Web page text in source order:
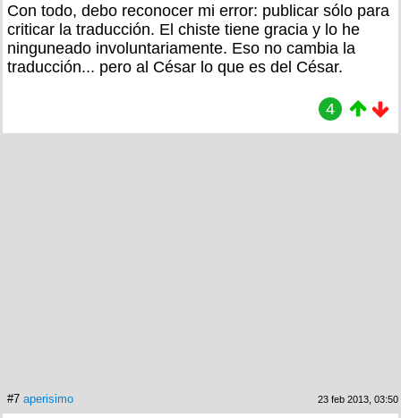
Con todo, debo reconocer mi error: publicar sólo para
criticar la traducción. El chiste tiene gracia y lo he
ninguneado involuntariamente. Eso no cambia la
traducción... pero al César lo que es del César.
4
#7 aperisimo 23 feb 2013, 03:50